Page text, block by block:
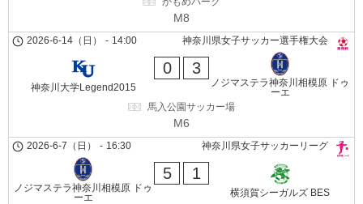
M8
神奈川県女子サッカー選手権大会
2026-6-14（日） - 14:00
神奈川大学Legend2015
0 3
ノジマステラ神奈川相模原 ドゥ
ーエ
馬入公園サッカー場
M6
神奈川県女子サッカーリーグ
2026-6-7（日） - 16:30
ノジマステラ神奈川相模原 ドゥ
ーエ
5 1
横須賀シーガルズ BES